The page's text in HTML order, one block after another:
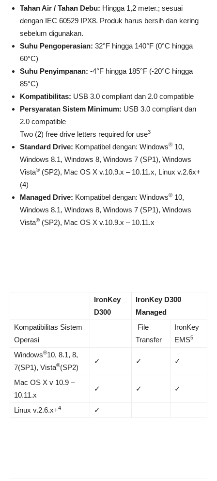
Tahan Air / Tahan Debu: Hingga 1,2 meter.; sesuai
dengan IEC 60529 IPX8. Produk harus bersih dan kering
sebelum digunakan.
Suhu Pengoperasian: 32°F hingga 140°F (0°C hingga
60°C)
Suhu Penyimpanan: -4°F hingga 185°F (-20°C hingga
85°C)
Kompatibilitas: USB 3.0 compliant dan 2.0 compatible
Persyaratan Sistem Minimum: USB 3.0 compliant dan
2.0 compatible
Two (2) free drive letters required for use3
Standard Drive: Kompatibel dengan: Windows® 10,
Windows 8.1, Windows 8, Windows 7 (SP1), Windows
Vista® (SP2), Mac OS X v.10.9.x – 10.11.x, Linux v.2.6x+
(4)
Managed Drive: Kompatibel dengan: Windows® 10,
Windows 8.1, Windows 8, Windows 7 (SP1), Windows
Vista® (SP2), Mac OS X v.10.9.x – 10.11.x
IronKey
D300
IronKey D300
Managed
Kompatibilitas Sistem
Operasi
File
Transfer
IronKey
EMS5
Windows®10, 8.1, 8,
7(SP1), Vista®(SP2)
✓ ✓ ✓
Mac OS X v 10.9 –
10.11.x
✓ ✓ ✓
Linux v.2.6.x+4 ✓